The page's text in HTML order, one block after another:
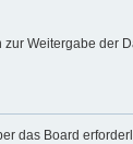
Weitergabe der
das Board